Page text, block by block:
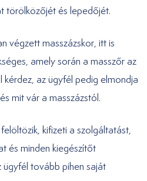
törölközőjét és lepedőjét.
végzett masszázskor, itt is
amely során a masszőr az
az ügyfél pedig elmondja
mit vár a masszázstól.
kifizeti a szolgáltatást,
és minden kiegészítőt
tovább pihen saját